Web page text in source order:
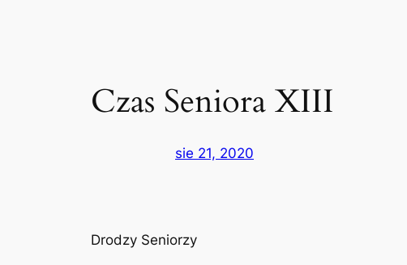
Czas Seniora XIII
sie 21, 2020
Drodzy Seniorzy